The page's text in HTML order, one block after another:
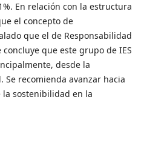
En relación con la estructura
el concepto de
que el de Responsabilidad
concluye que este grupo de IES
desde la
recomienda avanzar hacia
sostenibilidad en la